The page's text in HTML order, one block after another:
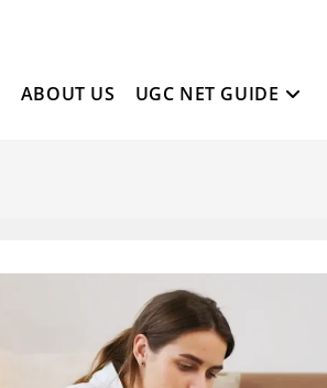
ABOUT US UGC NET GUIDE